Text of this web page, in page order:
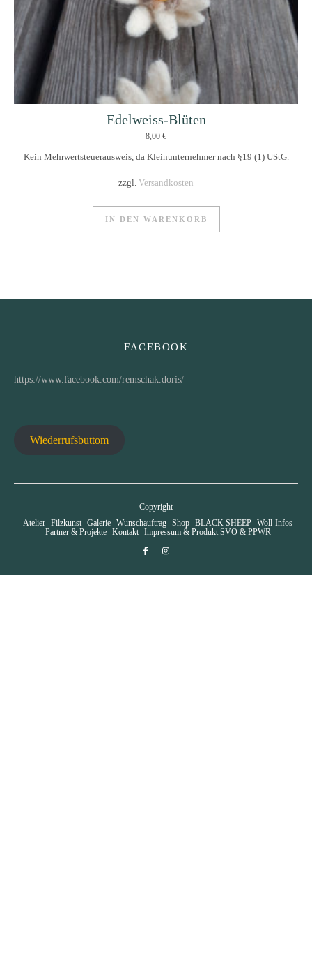
Edelweiss-Blüten
8,00 €
Kein Mehrwertsteuerausweis, da Kleinunternehmer nach §19 (1) UStG.
zzgl. Versandkosten
IN DEN WARENKORB
FACEBOOK
https://www.facebook.com/remschak.doris/
Wiederrufsbuttom
Copyright
Atelier Filzkunst Galerie Wunschauftrag Shop BLACK SHEEP Woll-Infos
Partner & Projekte
Kontakt Impressum & Produkt SVO & PPWR